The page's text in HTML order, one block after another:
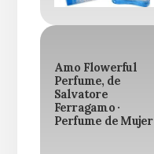
Amo Flowerful
Perfume, de
Salvatore
Ferragamo ·
Perfume de Mujer